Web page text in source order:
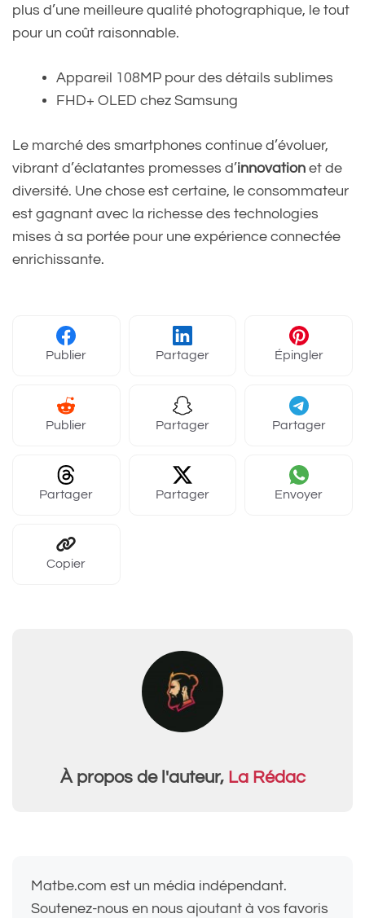
plus d’une meilleure qualité photographique, le tout
pour un coût raisonnable.
Appareil 108MP pour des détails sublimes
FHD+ OLED chez Samsung
Le marché des smartphones continue d’évoluer,
vibrant d’éclatantes promesses d’innovation et de
diversité. Une chose est certaine, le consommateur
est gagnant avec la richesse des technologies
mises à sa portée pour une expérience connectée
enrichissante.
Publier Partager Épingler
Publier Partager Partager
Partager Partager Envoyer
Copier
À propos de l'auteur, La Rédac
Matbe.com est un média indépendant.
Soutenez-nous en nous ajoutant à vos favoris